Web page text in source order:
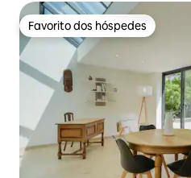
Favorito dos hóspedes
Favorito dos hóspedes